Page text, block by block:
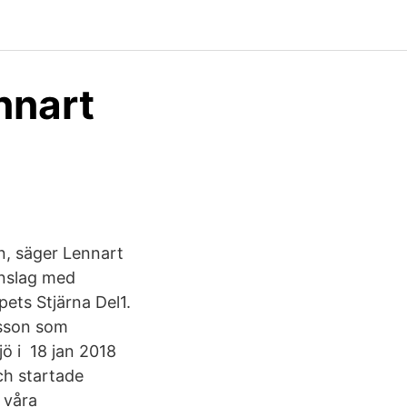
säger Lennart
med
Stjärna Del1.
som
i 18 jan 2018
startade